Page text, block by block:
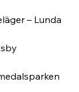
– Lunda